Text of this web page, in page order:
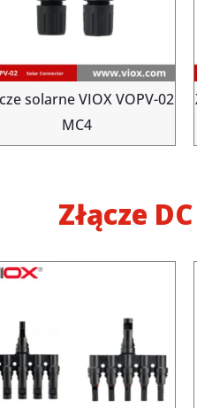
solarne VIOX VOPV-02
MC4
Złącze